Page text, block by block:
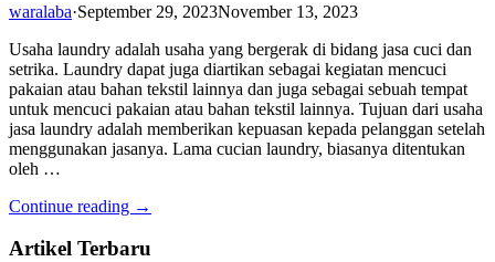
waralaba·September 29, 2023November 13, 2023
Usaha laundry adalah usaha yang bergerak di bidang jasa cuci dan
setrika. Laundry dapat juga diartikan sebagai kegiatan mencuci
pakaian atau bahan tekstil lainnya dan juga sebagai sebuah tempat
untuk mencuci pakaian atau bahan tekstil lainnya. Tujuan dari usaha
jasa laundry adalah memberikan kepuasan kepada pelanggan setelah
menggunakan jasanya. Lama cucian laundry, biasanya ditentukan
oleh …
Continue reading →
Artikel Terbaru